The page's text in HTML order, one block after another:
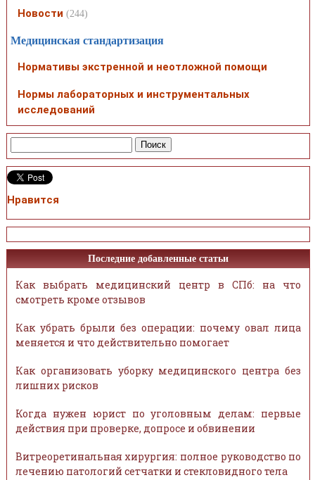
Новости (244)
Медицинская стандартизация
Нормативы экстренной и неотложной помощи
Нормы лабораторных и инструментальных
исследований
Нравится
Последние добавленные статьи
Как выбрать медицинский центр в СПб: на что
смотреть кроме отзывов
Как убрать брыли без операции: почему овал лица
меняется и что действительно помогает
Как организовать уборку медицинского центра без
лишних рисков
Когда нужен юрист по уголовным делам: первые
действия при проверке, допросе и обвинении
Витреоретинальная хирургия: полное руководство по
лечению патологий сетчатки и стекловидного тела